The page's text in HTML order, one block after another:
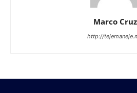
Marco Cruz
http://